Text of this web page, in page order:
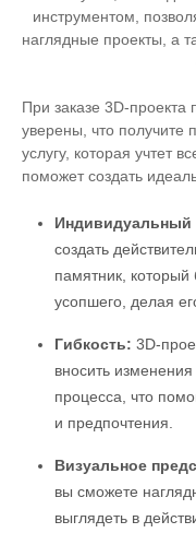
инструментом,
наглядные проекты, а
При заказе 3D-
уверены, что получите
услугу, которая учтет
поможет создать
Индивидуальный
создать
памятник, который
усопшего, делая
Гибкость: 3D-
вносить
процесса, что
и предпочтения.
Визуальное
вы сможете
выглядеть в